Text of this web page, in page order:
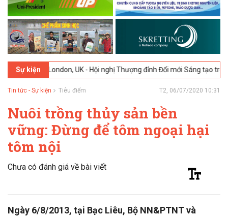
Sự kiện
London, UK - Hội nghị Thượng đỉnh Đổi mới Sáng tạo trong Ngành
Tin tức - Sự kiện Tiêu điểm T2, 06/07/2020 10:31
Nuôi trồng thủy sản bền
vững: Đừng để tôm ngoại hại
tôm nội
Chưa có đánh giá về bài viết
Ngày 6/8/2013, tại Bạc Liêu, Bộ NN&PTNT và